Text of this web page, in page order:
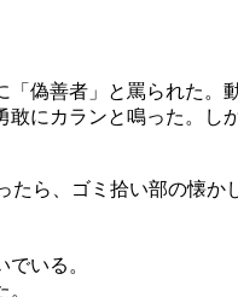
偽善者」と罵られた。
にカランと鳴った。し
ら、ゴミ拾い部の懐か
いる。